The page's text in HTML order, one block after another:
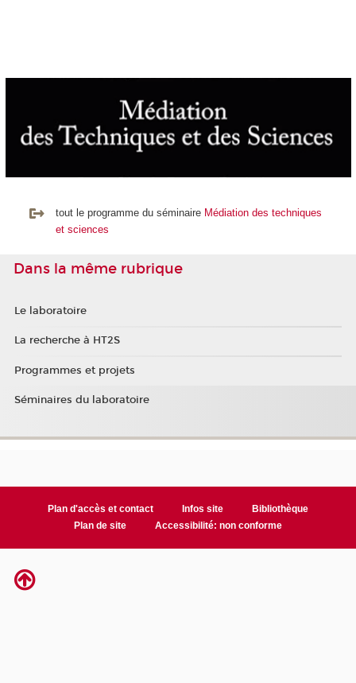
tout le programme du séminaire Médiation des techniques
et sciences
Dans la même rubrique
Le laboratoire
La recherche à HT2S
Programmes et projets
Séminaires du laboratoire
Plan d'accès et contact Infos site
Bibliothèque
Plan de site
Accessibilité: non conforme